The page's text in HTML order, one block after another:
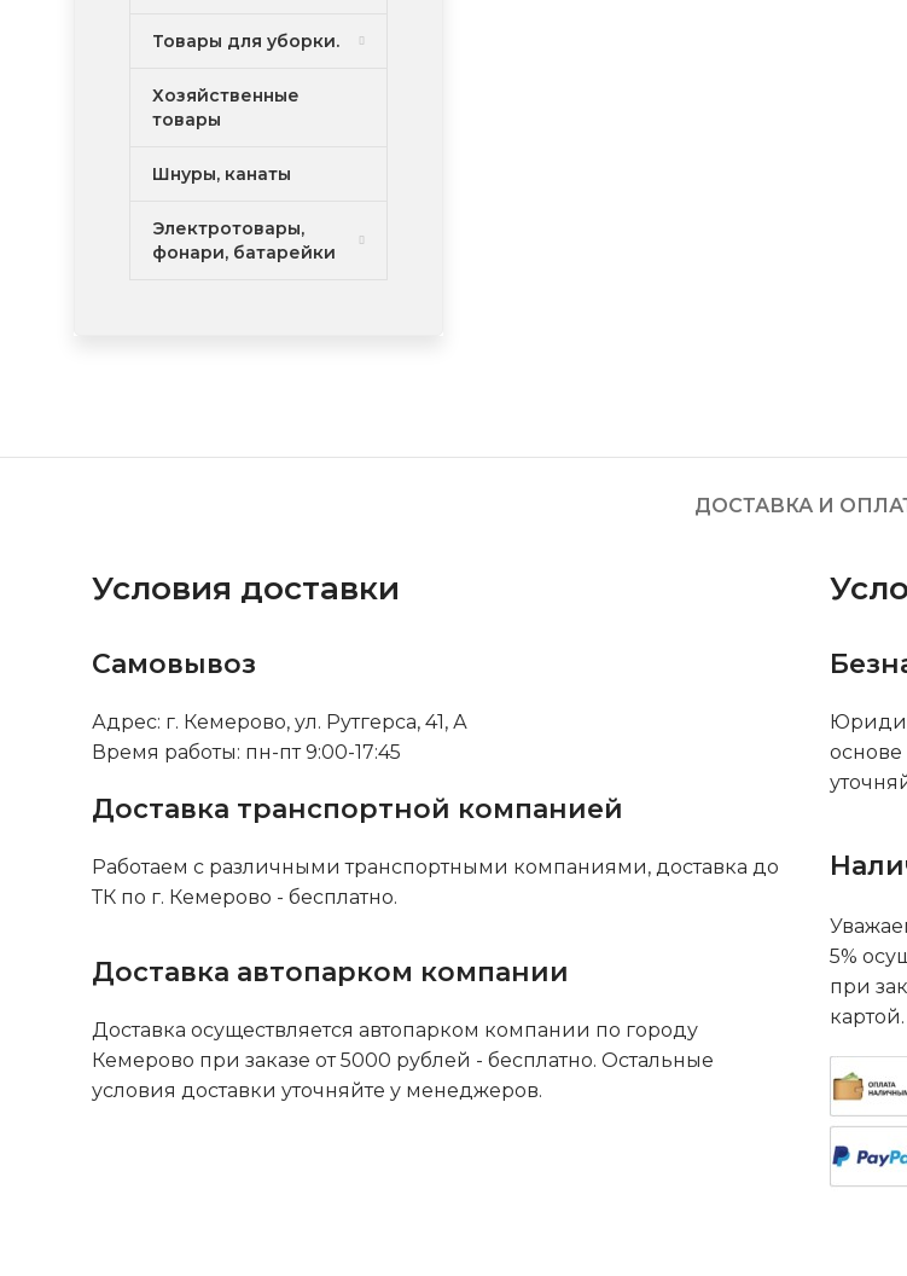
Товары для уборки.
Хозяйственные
товары
Шнуры, канаты
Электротовары,
фонари, батарейки
ДОСТАВКА И
Условия доставки
Самовывоз
Адрес: г. Кемерово, ул. Рутгерса, 41, А
Время работы: пн-пт 9:00-17:45
Доставка транспортной компанией
Работаем с различными транспортными компаниями, доставка до
ТК по г. Кемерово - бесплатно.
Доставка автопарком компании
Доставка осуществляется автопарком компании по городу
Кемерово при заказе от 5000 рублей - бесплатно. Остальные
условия доставки уточняйте у менеджеров.
5%
при
картой.